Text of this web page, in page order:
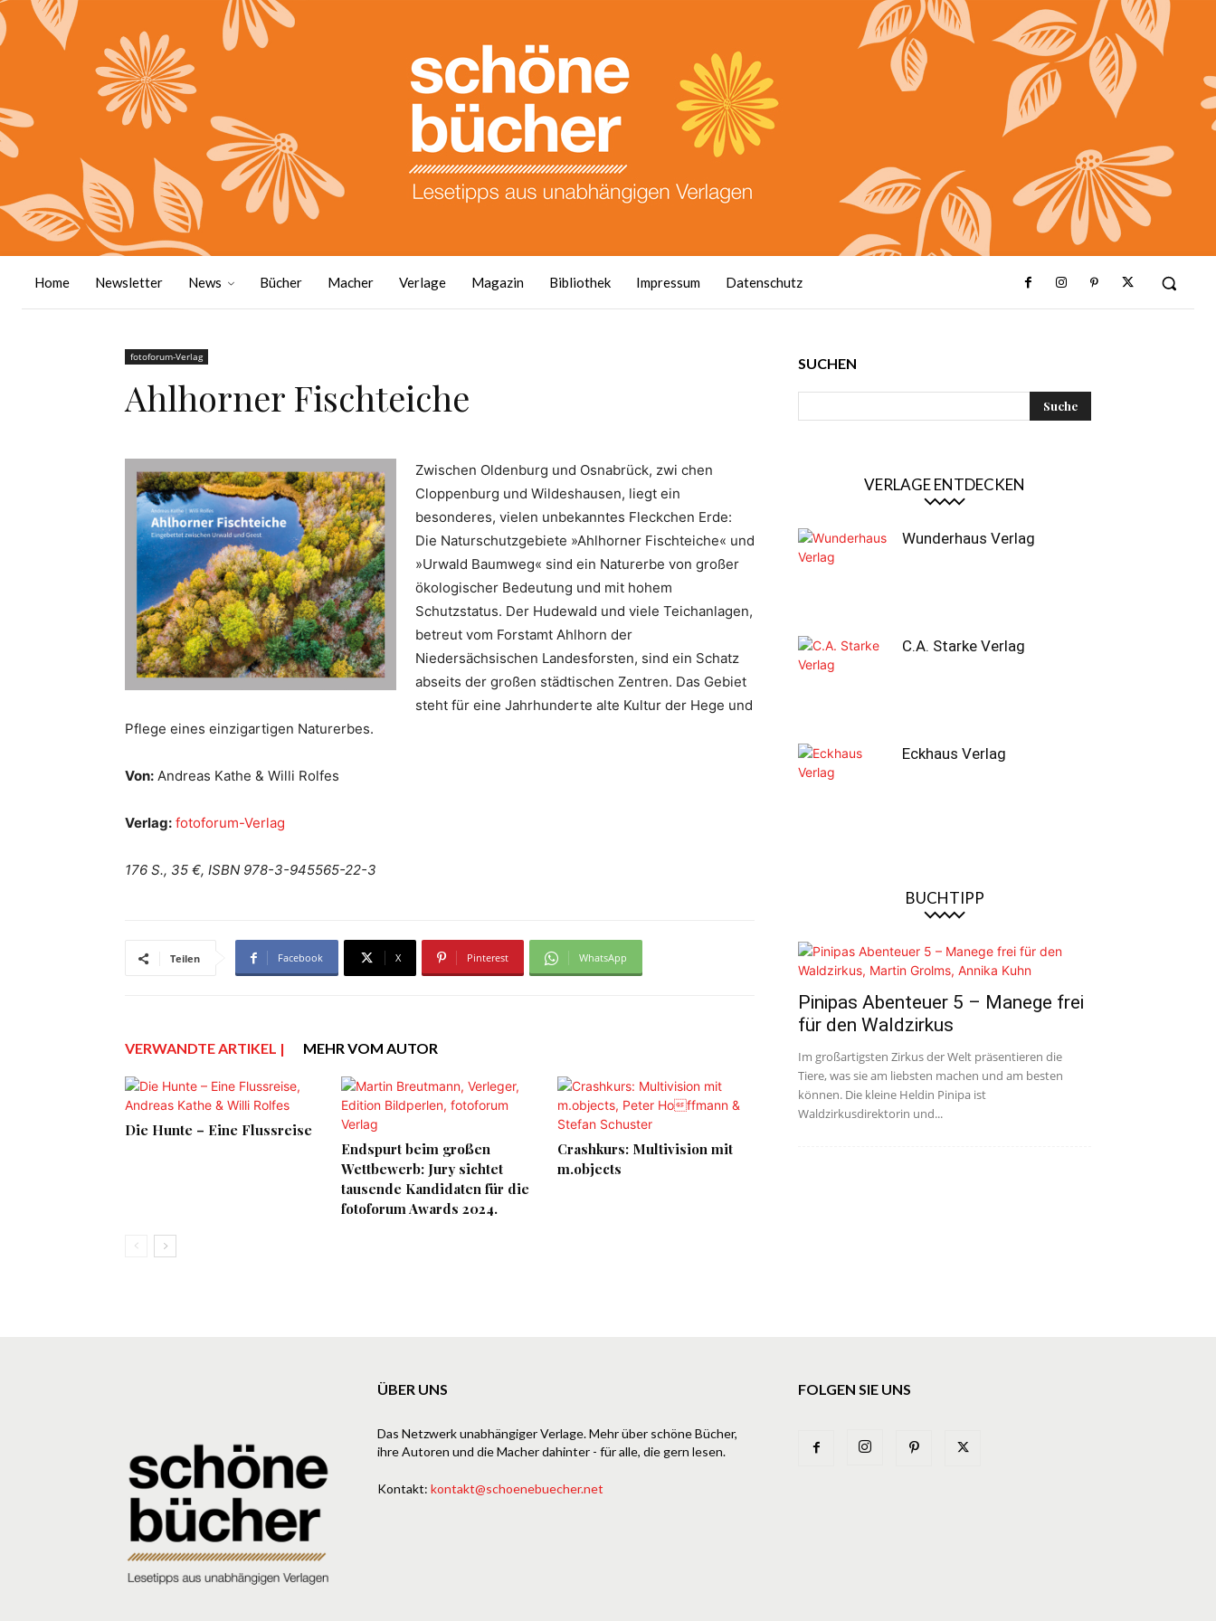
Home Newsletter News Bücher Macher Verlage Magazin Bibliothek Impressum Datenschutz
fotoforum-Verlag
Ahlhorner Fischteiche
Zwischen Oldenburg und Osnabrück, zwi chen
Cloppenburg und Wildeshausen, liegt ein
besonderes, vielen unbekanntes Fleckchen Erde:
Die Naturschutzgebiete »Ahlhorner Fischteiche« und
»Urwald Baumweg« sind ein Naturerbe von großer
ökologischer Bedeutung und mit hohem
Schutzstatus. Der Hudewald und viele Teichanlagen,
betreut vom Forstamt Ahlhorn der
Niedersächsischen Landesforsten, sind ein Schatz
abseits der großen städtischen Zentren. Das Gebiet
steht für eine Jahrhunderte alte Kultur der Hege und
Pflege eines einzigartigen Naturerbes.
Von: Andreas Kathe & Willi Rolfes
Verlag: fotoforum-Verlag
176 S., 35 €, ISBN 978-3-945565-22-3
Teilen Facebook X Pinterest WhatsApp
VERWANDTE ARTIKEL | MEHR VOM AUTOR
Die Hunte – Eine Flussreise
Endspurt beim großen
Wettbewerb: Jury sichtet
tausende Kandidaten für die
fotoforum Awards 2024.
Crashkurs: Multivision mit
m.objects
SUCHEN
VERLAGE ENTDECKEN
Wunderhaus Verlag
C.A. Starke Verlag
Eckhaus Verlag
BUCHTIPP
Pinipas Abenteuer 5 – Manege frei
für den Waldzirkus
Im großartigsten Zirkus der Welt präsentieren die
Tiere, was sie am liebsten machen und am besten
können. Die kleine Heldin Pinipa ist
Waldzirkusdirektorin und...
ÜBER UNS
Das Netzwerk unabhängiger Verlage. Mehr über schöne Bücher,
ihre Autoren und die Macher dahinter - für alle, die gern lesen.
Kontakt: kontakt@schoenebuecher.net
FOLGEN SIE UNS